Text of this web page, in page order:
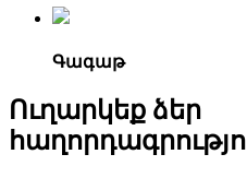
Գագաթ
Ուղարկեք ձեր